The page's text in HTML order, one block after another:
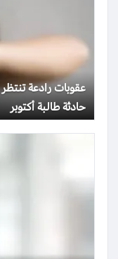
عقوبات رادعة
حادثة طالبة أكتوبر